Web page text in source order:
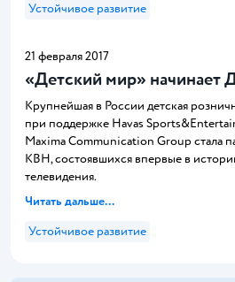
Устойчивое развитие
21 февраля 2017
«Детский мир» начинает
Крупнейшая в России детская
при поддержке Havas
Maxima Communication Group стала
КВН, состоявшихся впервые в
телевидения.
Читать дальше...
Устойчивое развитие